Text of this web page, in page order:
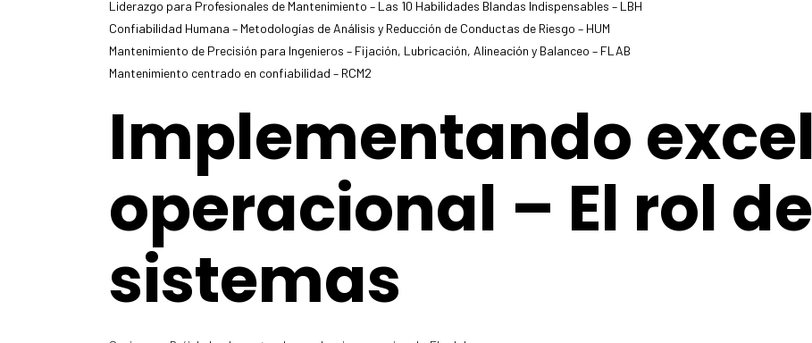
Liderazgo para Profesionales de Mantenimiento – Las 10 Habilidades Blandas Indispensables – LBH
Confiabilidad Humana – Metodologías de Análisis y Reducción de Conductas de Riesgo – HUM
Mantenimiento de Precisión para Ingenieros – Fijación, Lubricación, Alineación y Balanceo – FLAB
Mantenimiento centrado en confiabilidad – RCM2
Implementando
operacional – El rol
sistemas